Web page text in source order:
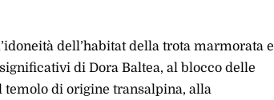
dell’habitat della trota marmorata e
di Dora Baltea, al blocco delle
di origine transalpina, alla